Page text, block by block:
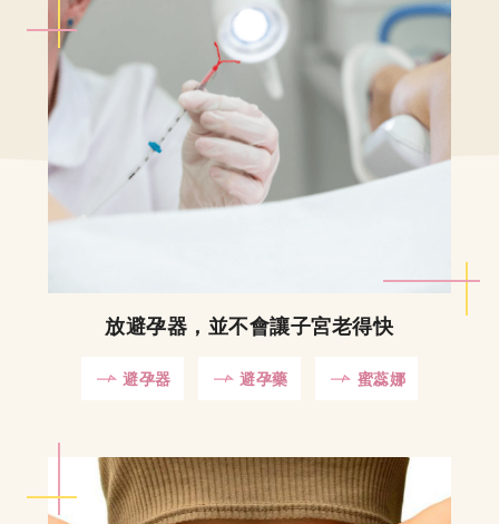
放避孕器，並不會讓子宮老得快
避孕器 避孕藥 蜜蕊娜